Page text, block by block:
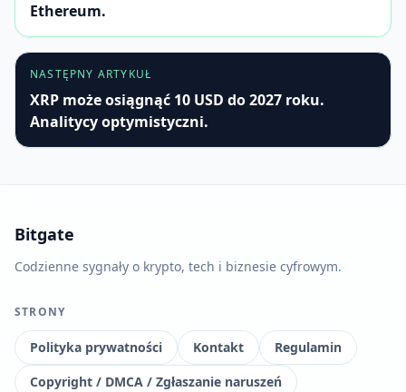
Ethereum.
NASTĘPNY ARTYKUŁ
XRP może osiągnąć 10 USD do 2027 roku.
Analitycy optymistyczni.
Bitgate
Codzienne sygnały o krypto, tech i biznesie cyfrowym.
STRONY
Polityka prywatności Kontakt
Regulamin
Copyright / DMCA / Zgłaszanie naruszeń